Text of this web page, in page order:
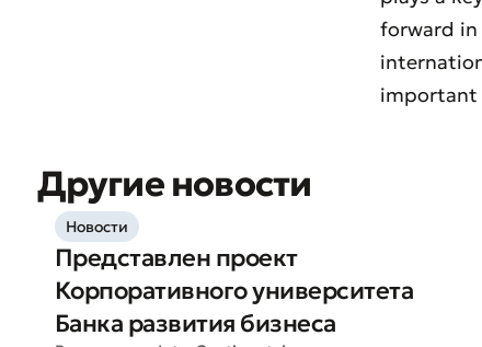
forward
important
Другие новости
Новости
Представлен проект
Корпоративного университета
Банка развития бизнеса